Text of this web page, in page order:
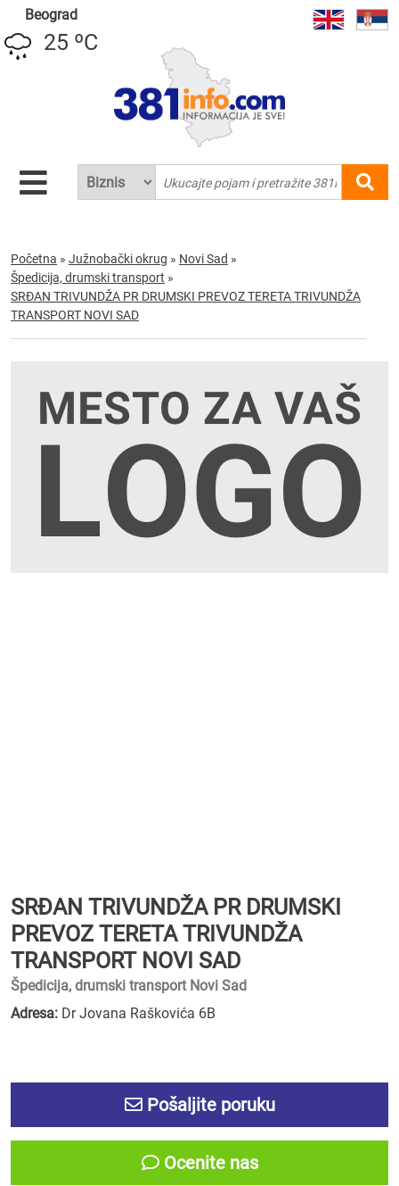
Beograd
25 ºC
Početna » Južnobački okrug » Novi Sad »
Špedicija, drumski transport »
SRĐAN TRIVUNDŽA PR DRUMSKI PREVOZ TERETA TRIVUNDŽA
TRANSPORT NOVI SAD
SRĐAN TRIVUNDŽA PR DRUMSKI
PREVOZ TERETA TRIVUNDŽA
TRANSPORT NOVI SAD
Špedicija, drumski transport Novi Sad
Adresa: Dr Jovana Raškovića 6B
Pošaljite poruku
Ocenite nas